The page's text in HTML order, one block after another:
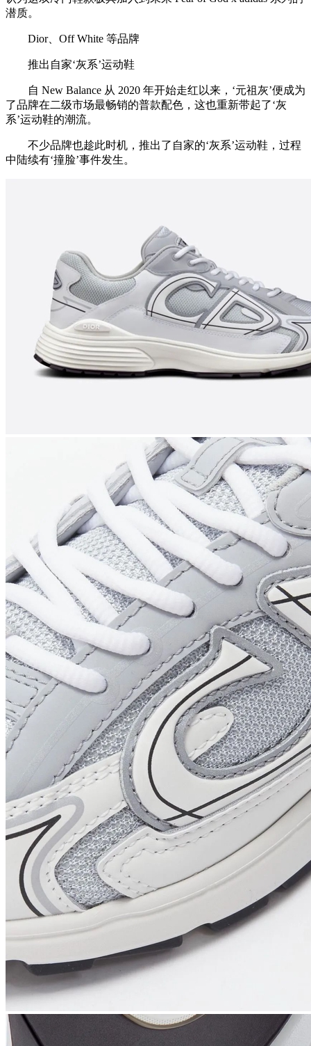
潜质。
Dior、Off White 等品牌
推出自家‘灰系’运动鞋
自 New Balance 从 2020 年开始走红以来，‘元祖灰’便成为
了品牌在二级市场最畅销的普款配色，这也重新带起了‘灰
系’运动鞋的潮流。
不少品牌也趁此时机，推出了自家的‘灰系’运动鞋，过程
中陆续有‘撞脸’事件发生。